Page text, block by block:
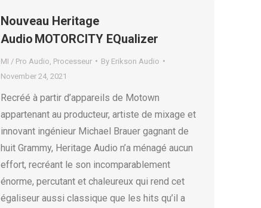
Nouveau Heritage
Audio MOTORCITY EQualizer
MI / Pro Audio Processeur By Erikson Audio
November 24, 2021
Recréé à partir d’appareils de Motown
appartenant au producteur, artiste de mixage et
innovant ingénieur Michael Brauer gagnant de
huit Grammy, Heritage Audio n’a ménagé aucun
effort, recréant le son incomparablement
énorme, percutant et chaleureux qui rend cet
égaliseur aussi classique que les hits qu’il a